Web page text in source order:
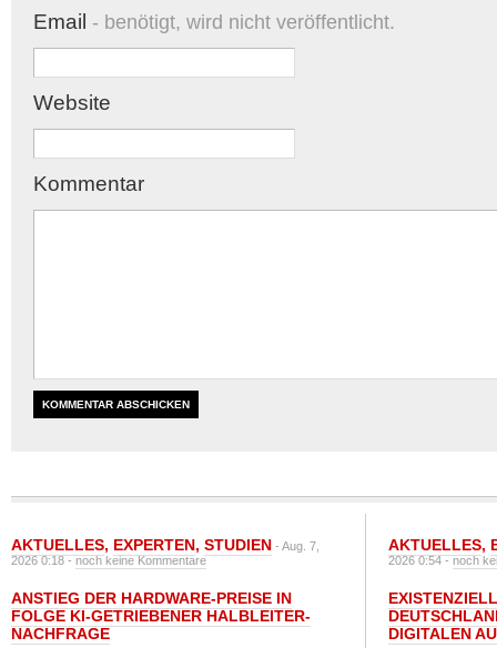
Email - benötigt, wird nicht veröffentlicht.
Website
Kommentar
AKTUELLES, EXPERTEN, STUDIEN - Aug. 7,
2026 0:18 -noch keine Kommentare
ANSTIEG DER HARDWARE-PREISE IN
FOLGE KI-GETRIEBENER HALBLEITER-
NACHFRAGE
AKTUELLES,
2026 0:54 -noch
DIGITALEN